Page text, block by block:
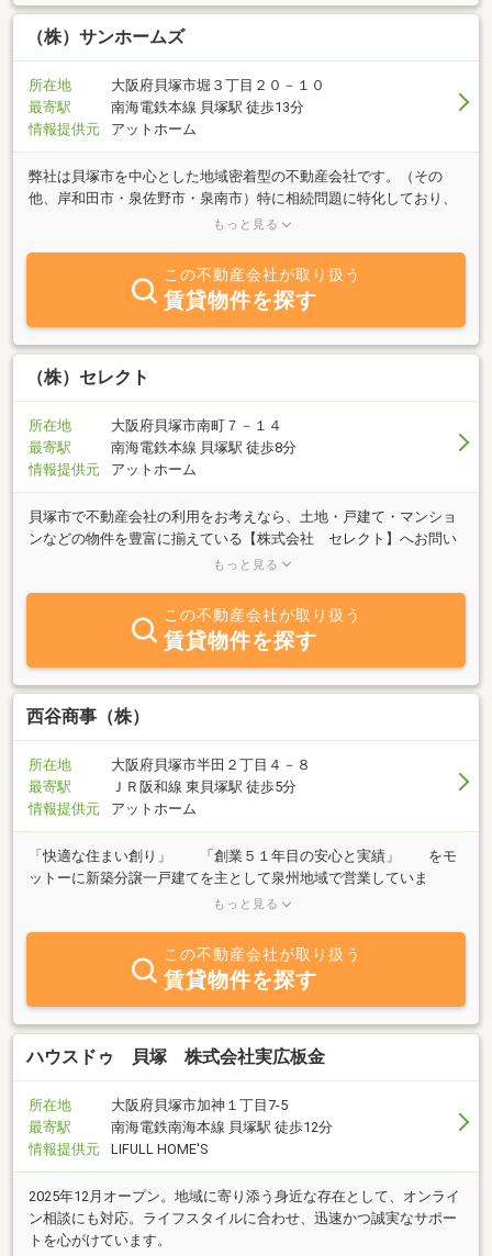
い。
（株）サンホームズ
所在地
大阪府貝塚市堀３丁目２０－１０
最寄駅
南海電鉄本線 貝塚駅 徒歩13分
情報提供元
アットホーム
弊社は貝塚市を中心とした地域密着型の不動産会社です。（その
他、岸和田市・泉佐野市・泉南市）特に相続問題に特化しており、
相続に伴う空家対策、収益不動産、店舗不動産等のお困りごとやご
携もあり、地域密着型で丁寧に誠実に対応しております。
もっと見る
この不動産会社が取り扱う
賃貸物件を探す
（株）セレクト
所在地
大阪府貝塚市南町７－１４
最寄駅
南海電鉄本線 貝塚駅 徒歩8分
情報提供元
アットホーム
貝塚市で不動産会社の利用をお考えなら、土地・戸建て・マンショ
ンなどの物件を豊富に揃えている【株式会社 セレクト】へお問い
合わせください。豊富な専門知識を持ったスタッフが在籍してお
する内容も丁寧に分かりやすく説明いたします。業界キャリアの長
さとフットワークの軽さを強みとしていますので、まずはお気軽に
もっと見る
この不動産会社が取り扱う
賃貸物件を探す
西谷商事（株）
所在地
大阪府貝塚市半田２丁目４－８
最寄駅
ＪＲ阪和線 東貝塚駅 徒歩5分
情報提供元
アットホーム
「快適な住まい創り」 「創業５１年目の安心と実績」 をモ
ットーに新築分譲一戸建てを主として泉州地域で営業していま
す。 不動産のことで、買いたい、売りたい、借りたい、貸した
生かし、お客様の立場で対応させていただきます。 スタッフ一
同心よりお待ち申し上げております。
もっと見る
この不動産会社が取り扱う
賃貸物件を探す
ハウスドゥ 貝塚 株式会社実広板金
所在地
大阪府貝塚市加神１丁目7-5
最寄駅
南海電鉄南海本線 貝塚駅 徒歩12分
情報提供元
LIFULL HOME'S
2025年12月オープン。地域に寄り添う身近な存在として、オンライ
ン相談にも対応。ライフスタイルに合わせ、迅速かつ誠実なサポー
トを心がけています。